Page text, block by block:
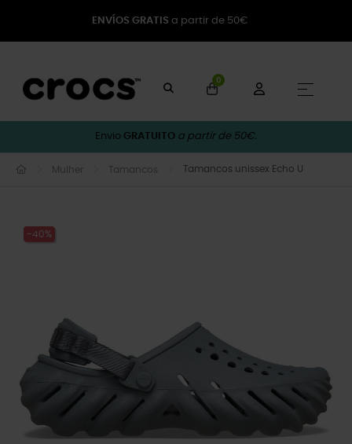
ENVÍOS GRATIS a partir de 50€
0
☰
Envio GRATUITO a partir de 50€.
Mulher Tamancos Tamancos unissex Echo U
-40%